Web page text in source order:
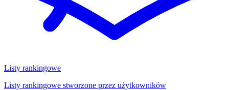
Listy rankingowe
Listy rankingowe stworzone przez użytkowników